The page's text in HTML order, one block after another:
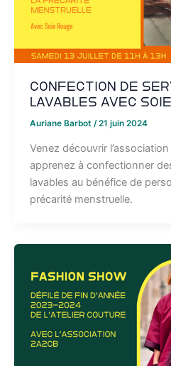
Confection de
lavables avec
Auriane Barbot /21 juin 2024
Venez découvrir
apprenez à confectionner
lavables au bénéfice de
précarité menstruelle.